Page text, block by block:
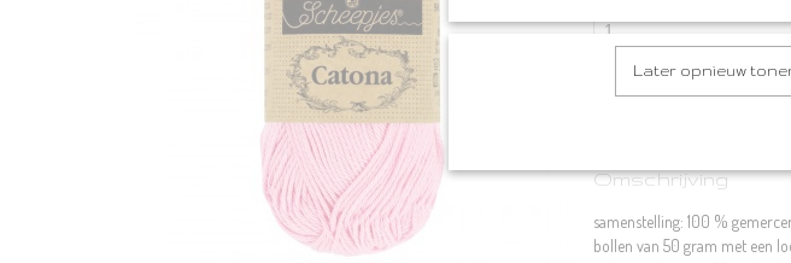
Omschrijving
samenstelling: 100 %
bollen van 50 gram met een
Later opnieuw